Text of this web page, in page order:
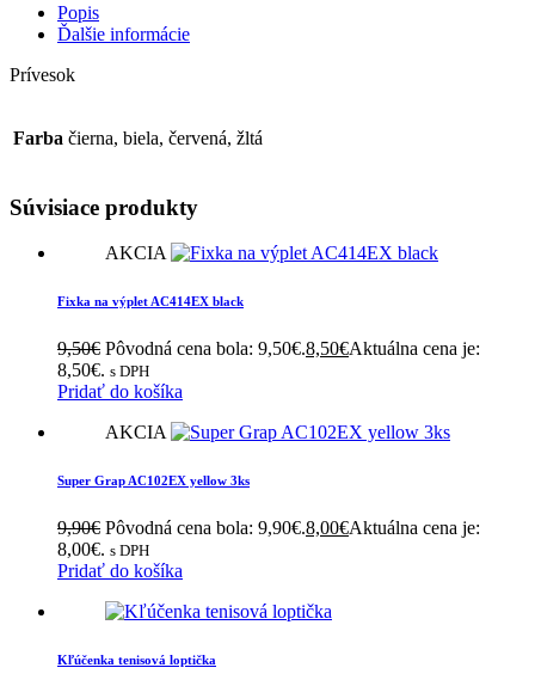
Popis
Ďalšie informácie
Prívesok
Farba čierna, biela, červená, žltá
Súvisiace produkty
AKCIA
Fixka na výplet AC414EX black
9,50€ Pôvodná cena bola: 9,50€.8,50€Aktuálna cena je:
8,50€. s DPH
Pridať do košíka
AKCIA
Super Grap AC102EX yellow 3ks
9,90€ Pôvodná cena bola: 9,90€.8,00€Aktuálna cena je:
8,00€. s DPH
Pridať do košíka
Kľúčenka tenisová loptička